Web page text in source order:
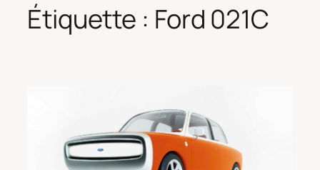
Étiquette : Ford 021C